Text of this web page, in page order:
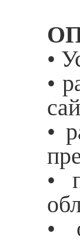
•
•
•
•
•